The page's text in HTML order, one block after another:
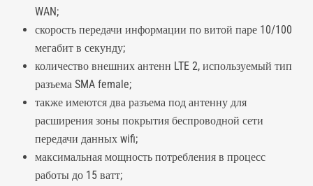
WAN;
скорость передачи информации по витой паре 10/100
мегабит в секунду;
количество внешних антенн LTE 2, используемый тип
разъема SMA female;
также имеются два разъема под антенну для
расширения зоны покрытия беспроводной сети
передачи данных wifi;
максимальная мощность потребления в процесс
работы до 15 ватт;